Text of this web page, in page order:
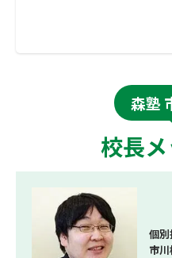
森塾
校長
個
市